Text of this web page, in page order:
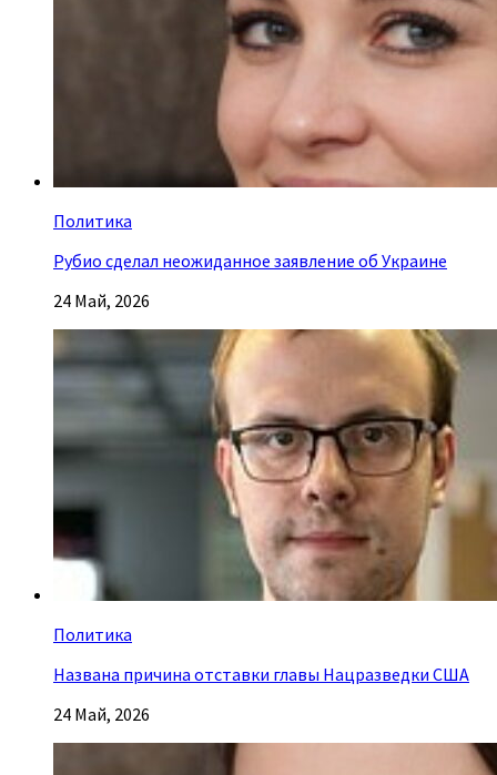
Политика
Рубио сделал неожиданное заявление об Украине
24 Май, 2026
Политика
Названа причина отставки главы Нацразведки США
24 Май, 2026